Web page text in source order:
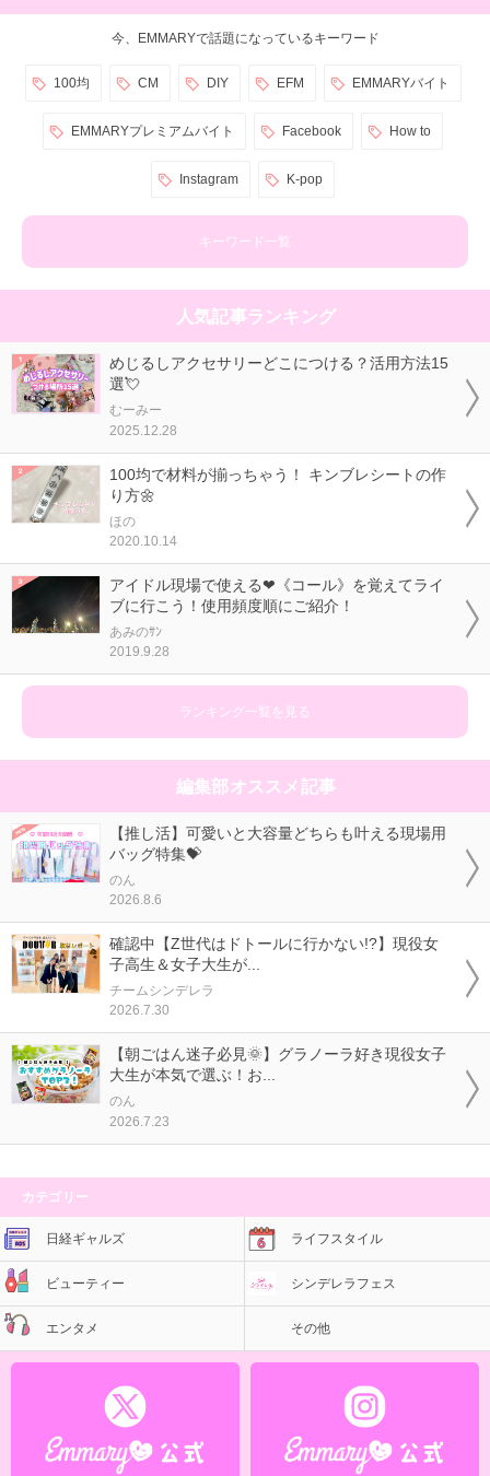
今、EMMARYで話題になっているキーワード
100均 CM DIY EFM EMMARYバイト
EMMARYプレミアムバイト Facebook How to
Instagram K-pop
キーワード一覧
人気記事ランキング
めじるしアクセサリーどこにつける？活用方法15
選💘
むーみー
2025.12.28
100均で材料が揃っちゃう！ キンブレシートの作
り方🌼
ほの
2020.10.14
アイドル現場で使える❤《コール》を覚えてライ
ブに行こう！使用頻度順にご紹介！
あみのｻﾝ
2019.9.28
ランキング一覧を見る
編集部オススメ記事
【推し活】可愛いと大容量どちらも叶える現場用
バッグ特集💝
のん
2026.8.6
確認中【Z世代はドトールに行かない!?】現役女
子高生＆女子大生が...
チームシンデレラ
2026.7.30
【朝ごはん迷子必見🌞】グラノーラ好き現役女子
大生が本気で選ぶ！お...
のん
2026.7.23
カテゴリー
日経ギャルズ ライフスタイル
ビューティー シンデレラフェス
エンタメ その他